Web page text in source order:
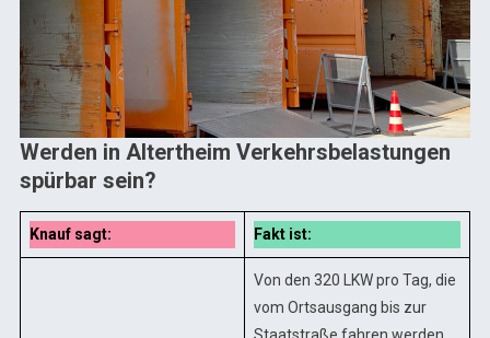
Werden in Altertheim Verkehrsbelastungen
spürbar sein?
Knauf sagt: Fakt ist:
Von den 320 LKW pro Tag, die
vom Ortsausgang bis zur
Staatstraße fahren werden,